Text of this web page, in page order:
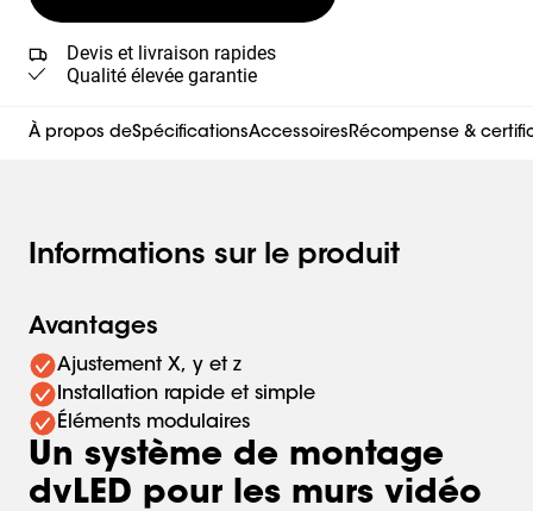
Devis et livraison rapides
Qualité élevée garantie
À propos deSpécificationsAccessoiresRécompense &
Informations sur le produit
Avantages
Ajustement X, y et z
Installation rapide et simple
Éléments modulaires
Un système de montage
dvLED pour les murs vidéo